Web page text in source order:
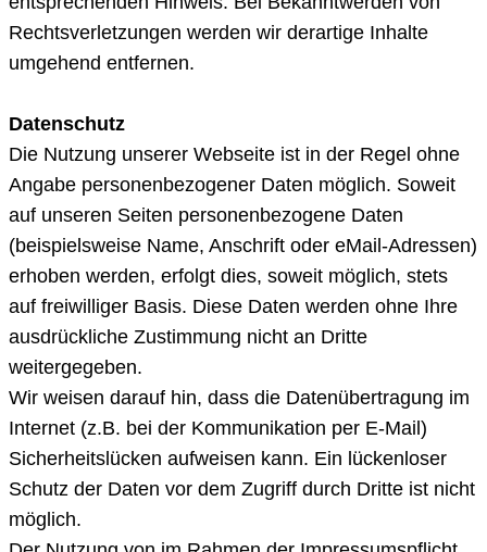
Rechtsverletzungen werden wir derartige Inhalte
umgehend entfernen.
Datenschutz
Die Nutzung unserer Webseite ist in der Regel ohne
Angabe personenbezogener Daten möglich. Soweit
auf unseren Seiten personenbezogene Daten
(beispielsweise Name, Anschrift oder eMail-Adressen)
erhoben werden, erfolgt dies, soweit möglich, stets
auf freiwilliger Basis. Diese Daten werden ohne Ihre
ausdrückliche Zustimmung nicht an Dritte
weitergegeben.
Wir weisen darauf hin, dass die Datenübertragung im
Internet (z.B. bei der Kommunikation per E-Mail)
Sicherheitslücken aufweisen kann. Ein lückenloser
Schutz der Daten vor dem Zugriff durch Dritte ist nicht
möglich.